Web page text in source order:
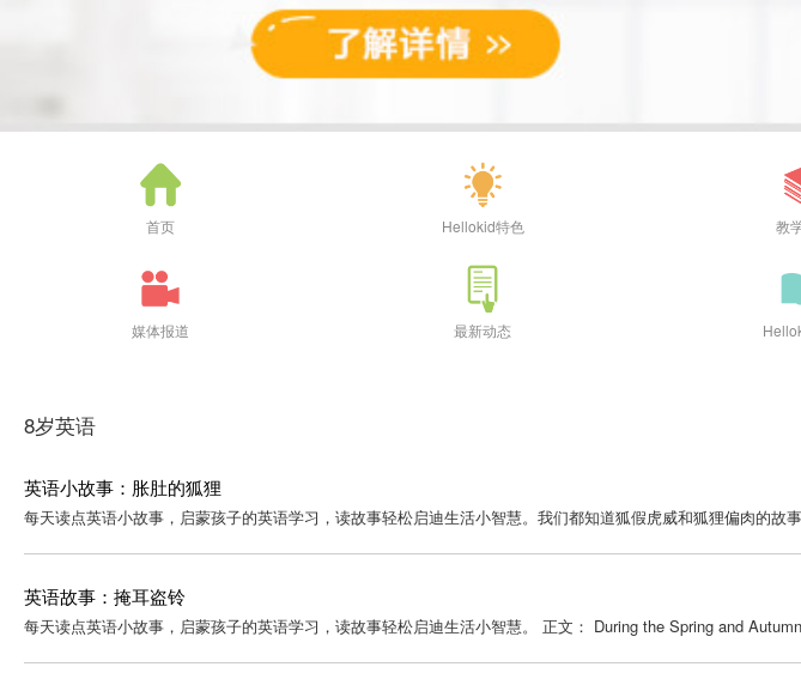
首页 Hellokid特色 教
媒体报道 最新动态
8岁英语
英语小故事：胀肚的狐狸
每天读点英语小故事，启蒙孩子的英语学习，读故事轻松启迪生活小智慧。我们都知道狐假虎威和狐狸偏肉的故
英语故事：掩耳盗铃
每天读点英语小故事，启蒙孩子的英语学习，读故事轻松启迪生活小智慧。 正文： During the Spring and